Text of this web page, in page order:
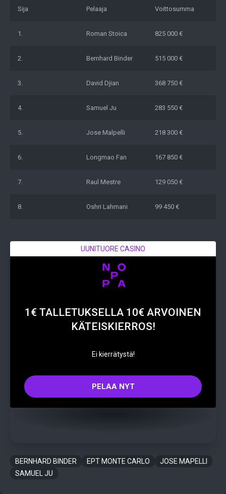
Sija Pelaaja Voittosumma
1. Roman Stoica 825 000 €
2. Bernhard Binder 515 000 €
3. David Djian 368 750 €
4. Samuel Ju 283 550 €
5. Jose Malpelli 218 300 €
6. Longmao Fan 167 850 €
7. Raul Mestre 129 050 €
8. Oshri Lahmani 99 450 €
UUNITUORE CASINO
1€ TALLETUKSELLA 10€ ARVOINEN
KÄTEISKIERROS!
Ei kierrätystä!
PELAA NYT
BERNHARD BINDER EPT MONTE CARLO
JOSE MAPELLI
SAMUEL JU